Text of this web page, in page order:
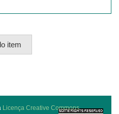
item
Licença Creative Commons